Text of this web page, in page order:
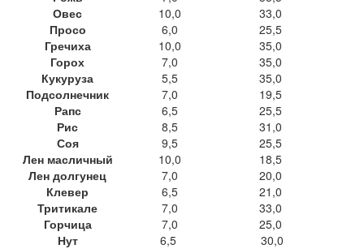
Овес
10,0
33,0
Просо
6,0
25,5
Гречиха
10,0
35,0
Горох
7,0
35,0
Кукуруза
5,5
35,0
Подсолнечник
7,0
19,5
Рапс
6,5
25,5
Рис
8,5
31,0
Соя
9,5
25,5
Лен масличный
10,0
18,5
Лен долгунец
7,0
20,0
Клевер
6,5
21,0
Тритикале
7,0
33,0
Горчица
7,0
25,0
Нут
6,5 30,0